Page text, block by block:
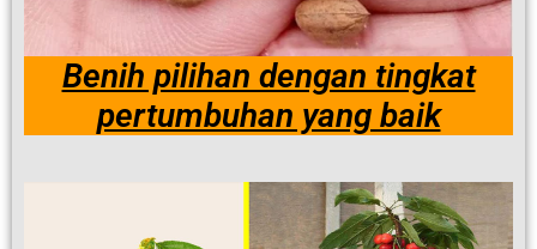
Benih pilihan dengan tingkat
pertumbuhan yang baik